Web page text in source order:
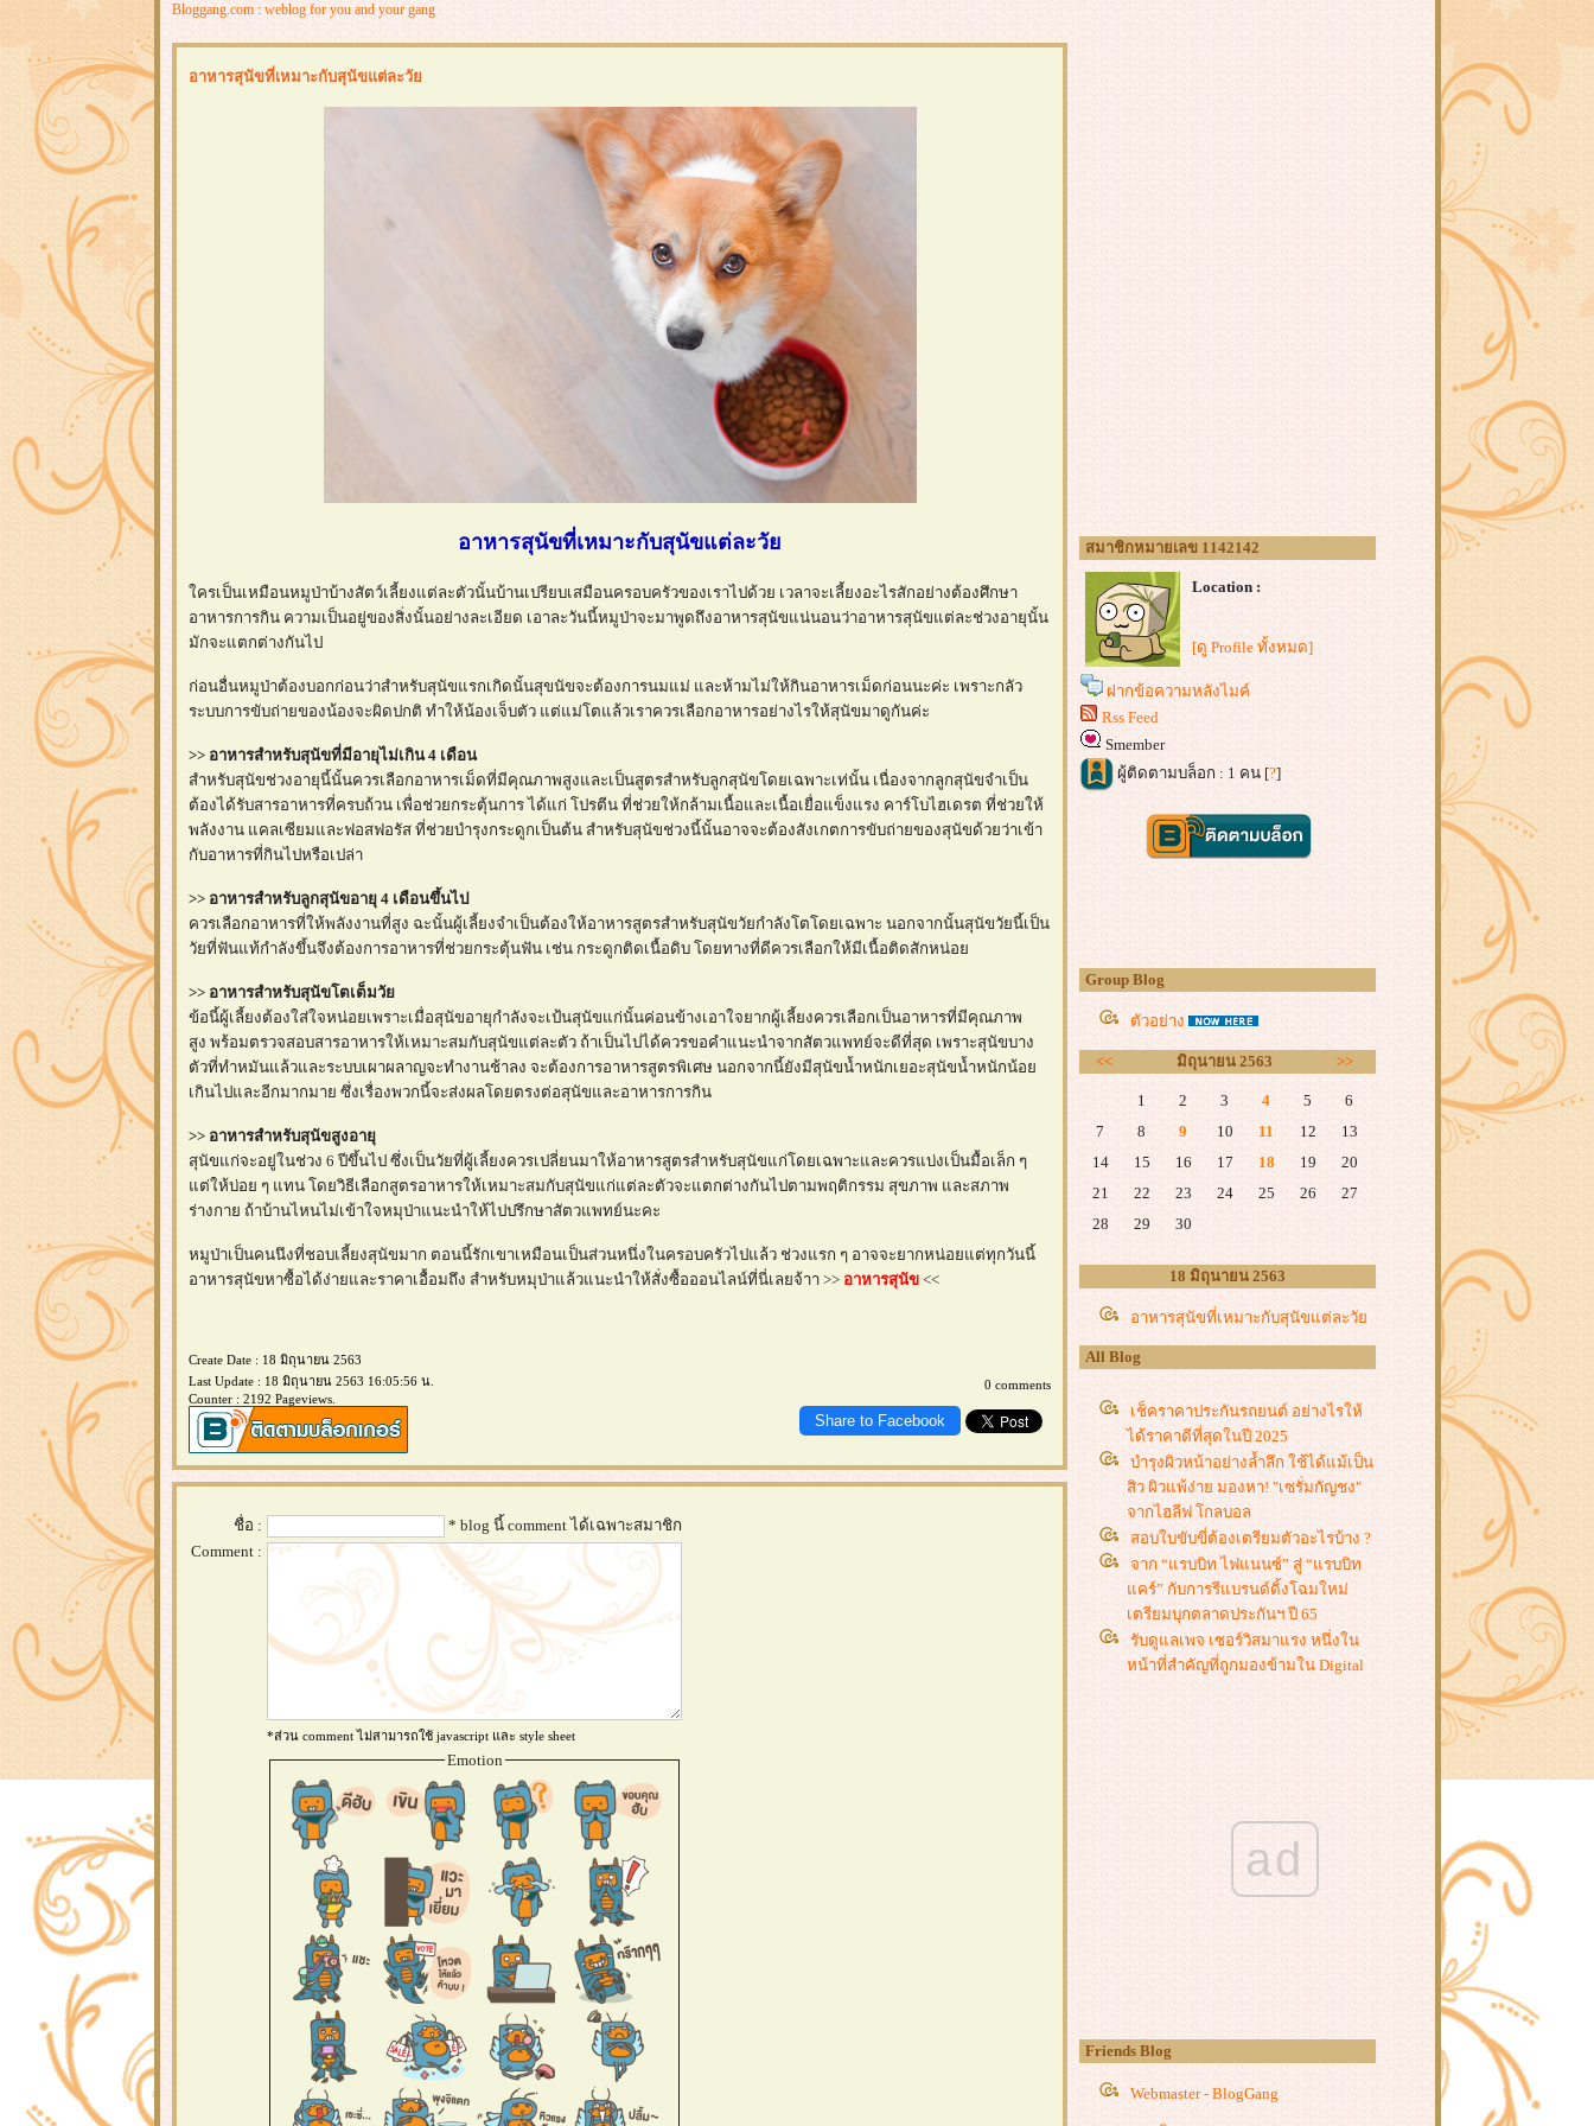
Bloggang.com : weblog for you and your gang
อาหารสุนัขที่เหมาะกับสุนัขแต่ละวั
อาหารสุนัขที่เหมาะกับสุนัขแต่ละวั
ครเป็นเหมือนหมูป่าบ้างสัตว์เลี้ยงแต่ละตัวนั้นบ้านเปรียบเสมือนครอบครัวของเราไปด้วย เวลาจะเลี้ยงอะไรสักอย่างต้องศึกษา
อาหารการกิน ความเป็นอยู่ของสิ่งนั้นอย่างละเอียด เอาละวันนี้หมูป่าจะมาพูดถึงอาหารสุนัขแน่นอนว่าอาหารสุนัขแต่ละช่วงอายุนั้น
มักจะแตกต่างกันไป
ก่อนอื่นหมูป่าต้องบอกก่อนว่าสำหรับสุนัขแรกเกิดนั้นสุขนัขจะต้องการนมแม่ และห้ามไม่ให้กินอาหารเม็ดก่อนนะค่ะ เพราะกลัว
ระบบการขับถ่ายของน้องจะผิดปกติ ทำให้น้องเจ็บตัว แต่แม่โตแล้วเราควรเลือกอาหารอย่างไรให้สุนัขมาดูกันค่ะ
>> อาหารสำหรับสุนัขที่มีอายุไม่เกิน 4 เดือน
สำหรับสุนัขช่วงอายุนี้นั้นควรเลือกอาหารเม็ดที่มีคุณภาพสูงและเป็นสูตรสำหรับลูกสุนัขโดยเฉพาะเท่นั้น เนื่องจากลูกสุนัขจำเป็น
ต้องได้รับสารอาหารที่ครบถ้วน เพื่อช่วยกระตุ้นการ ได้แก่ โปรตีน ที่ช่วยให้กล้ามเนื้อและเนื้อเยื่อแข็งแรง คาร์โบไฮเดรต ที่ช่วยให้
พลังงาน แคลเซียมและฟอสฟอรัส ที่ช่วยบำรุงกระดูกเป็นต้น สำหรับสุนัขช่วงนี้นั้นอาจจะต้องสังเกตการขับถ่ายของสุนัขด้วยว่าเข้า
กับอาหารที่กินไปหรือเปล่า
>> อาหารสำหรับลูกสุนัขอายุ 4 เดือนขึ้นไป
ควรเลือกอาหารที่ให้พลังงานที่สูง ฉะนั้นผู้เลี้ยงจำเป็นต้องให้อาหารสูตรสำหรับสุนัขวัยกำลังโตโดยเฉพาะ นอกจากนั้นสุนัขวัยนี้เป็น
วัยที่ฟันแท้กำลังขึ้นจึงต้องการอาหารที่ช่วยกระตุ้นฟัน เช่น กระดูกติดเนื้อดิบ โดยทางที่ดีควรเลือกให้มีเนื้อติดสักหน่อ
>> อาหารสำหรับสุนัขโตเต็มวั
ข้อนี้ผู้เลี้ยงต้องใส่ใจหน่อยเพราะเมื่อสุนัขอายุกำลังจะเป้นสุนัขแก่นั้นค่อนข้างเอาใจยากผู้เลี้ยงควรเลือกเป็นอาหารที่มีคุณภาพ
สูง พร้อมตรวจสอบสารอาหารให้เหมาะสมกับสุนัขแต่ละตัว ถ้าเป็นไปได้ควรขอคำแนะนำจากสัตวแพทย์จะดีที่สุด เพราะสุนัขบาง
ตัวที่ทำหมันแล้วและระบบเผาผลาญจะทำงานช้าลง จะต้องการอาหารสูตรพิเศษ นอกจากนี้ยังมีสุนัขน้ำหนักเยอะสุนัขน้ำหนักน้อ
เกินไปและอีกมากมาย ซึ่งเรื่องพวกนี้จะส่งผลโดยตรงต่อสุนัขและอาหารการกิน
>> อาหารสำหรับสุนัขสูงอายุ
สุนัขแก่จะอยู่ในช่วง 6 ปีขึ้นไป ซึ่งเป็นวัยที่ผู้เลี้ยงควรเปลี่ยนมาให้อาหารสูตรสำหรับสุนัขแก่โดยเฉพาะและควรแบ่งเป็นมื้อเล็ก ๆ
ต่ให้บ่อย ๆ แทน โดยวิธีเลือกสูตรอาหารให้เหมาะสมกับสุนัขแก่แต่ละตัวจะแตกต่างกันไปตามพฤติกรรม สุขภาพ และสภาพ
ร่างกาย ถ้าบ้านไหนไม่เข้าใจหมุป่าแนะนำให้ไปปรึกษาสัตวแพทย์นะคะ
หมูป่าเป็นคนนึงที่ชอบเลี้ยงสุนัขมาก ตอนนี้รักเขาเหมือนเป็นส่วนหนึ่งในครอบครัวไปแล้ว ช่วงแรก ๆ อาจจะยากหน่อยแต่ทุกวันนี้
อาหารสุนัขหาซื้อได้ง่ายและราคาเอื้อมถึง สำหรับหมุป่าแล้วแนะนำให้สั่งซื้อออนไลน์ที่นี่เลยจ้าา >> อาหารสุนัข <<
Create Date : 18 มิถุนายน 2563
Last Update : 18 มิถุนายน 2563 16:05:56 น.
Counter : 2192 Pageviews.
0 comments
Share to Facebook
ชื่อ :
* blog นี้ comment ได้เฉพาะสมาชิก
Comment :
*ส่วน comment ไม่สามารถใช้ javascript และ style sheet
Emotion
สมาชิกหมายเลข 1142142
Location :
[ดู Profile ทั้งหมด]
ฝากข้อความหลังไมค์
Rss Feed
Smember
ผู้ติดตามบล็อก : 1 คน [?]
Group Blog
ตัวอย่าง
<< มิถุนายน 2563 >>
1 2 3 4 5
6
7
8 9 10 11 12
13
14
15 16 17 18 19
20
21
22 23 24 25 26
27
28
29 30
18 มิถุนายน 2563
อาหารสุนัขที่เหมาะกับสุนัขแต่ละวั
All Blog
เช็คราคาประกันรถยนต์ อย่างไรให้
ได้ราคาดีที่สุดในปี 2025
บำรุงผิวหน้าอย่างล้ำลึก ใช้ได้แม้เป็น
สิว ผิวแพ้ง่าย มองหา! "เซรั่มกัญชง"
จากไฮลีฟ โกลบอล
สอบใบขับขี่ต้องเตรียมตัวอะไรบ้าง ?
จาก “แรบบิท ไฟแนนซ์” สู่ “แรบบิท
คร์” กับการรีแบรนด์ดิ้งโฉมใหม่
เตรียมบุกตลาดประกันฯ ปี 65
รับดูแลเพจ เซอร์วิสมาแรง หนึ่งใน
หน้าที่สำคัญที่ถูกมองข้ามใน Digital
4 ยี่ห้อรถสกู๊ตเตอร์ ขับขี่ง่าย ดีไซน์
สวย มีไว้ ประหยัดพลังงานได้เยอะ !
อย่างไรให้เหมาะสม ไปดูกัน!
สุดยอดจักรยานไฟฟ้า ที่มาแรงที่สุด
นตอนนี้ ลดสูงสุดถึง 80%
ad
Friends Blog
Webmaster - BlogGang